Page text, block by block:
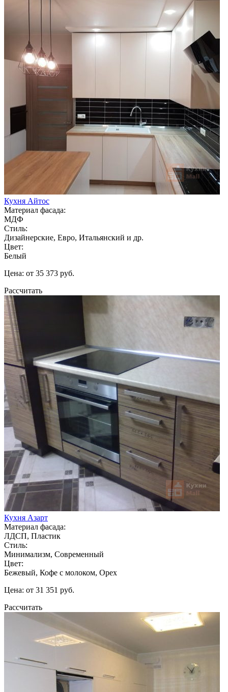
Кухня Айтос
Материал фасада:
МДФ
Стиль:
Дизайнерские, Евро, Итальянский и др.
Цвет:
Белый
Цена: от 35 373 руб.
Рассчитать
Кухня Азарт
Материал фасада:
ЛДСП, Пластик
Стиль:
Минимализм, Современный
Цвет:
Бежевый, Кофе с молоком, Орех
Цена: от 31 351 руб.
Рассчитать